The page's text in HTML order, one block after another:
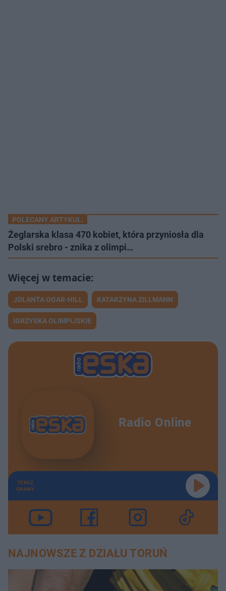
POLECANY ARTYKUŁ:
Żeglarska klasa 470 kobiet, która przyniosła dla
Polski srebro - znika z olimpi…
JOLANTA OGAR-HILL KATARZYNA ZILLMANN
IGRZYSKA OLIMPIJSKIE
Radio Online
TERAZ
GRAMY
NAJNOWSZE Z DZIAŁU TORUŃ